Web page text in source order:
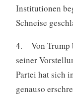
Institutionen
Schneise
4. Von Trump
seiner
Partei hat sich
genauso